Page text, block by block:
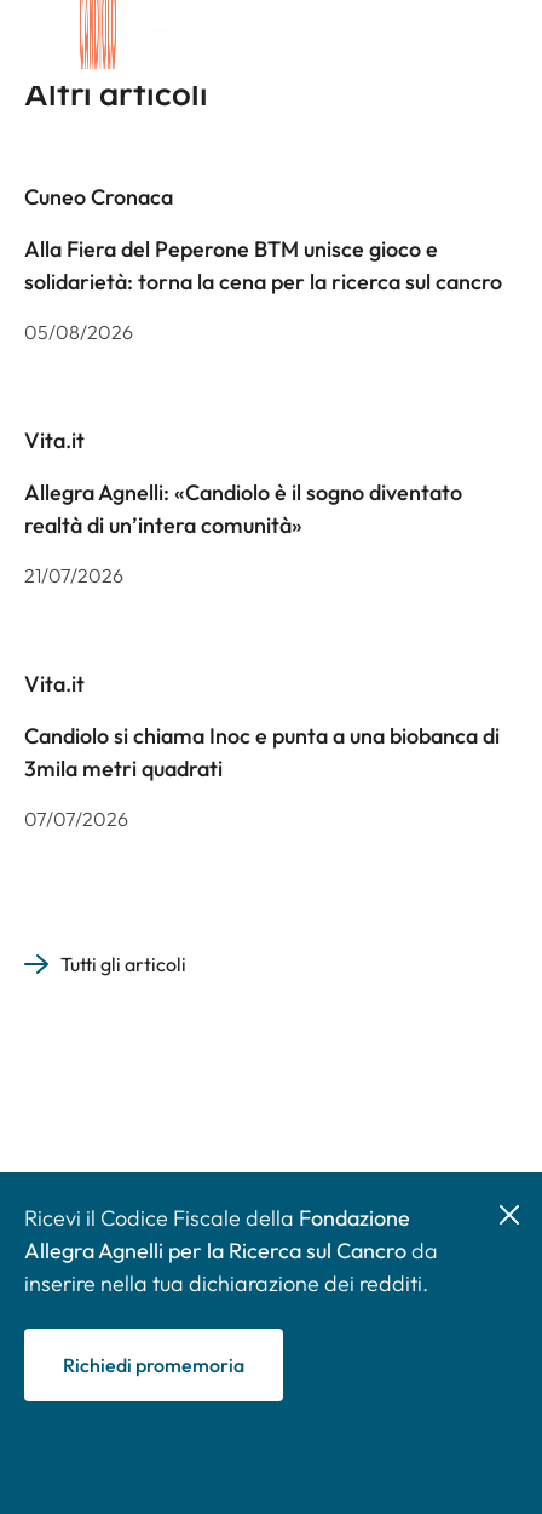
Altri articoli
Cuneo Cronaca
Alla Fiera del Peperone BTM unisce gioco e
solidarietà: torna la cena per la ricerca sul cancro
05/08/2026
Vita.it
Allegra Agnelli: «Candiolo è il sogno diventato
realtà di un’intera comunità»
21/07/2026
Vita.it
Candiolo si chiama Inoc e punta a una biobanca di
3mila metri quadrati
07/07/2026
Tutti gli articoli
Ricevi il Codice Fiscale della Fondazione
Allegra Agnelli per la Ricerca sul Cancroda
inserire nella tua dichiarazione dei redditi.
Richiedi promemoria